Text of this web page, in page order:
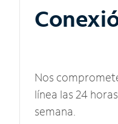
Nos
línea las 24
semana.